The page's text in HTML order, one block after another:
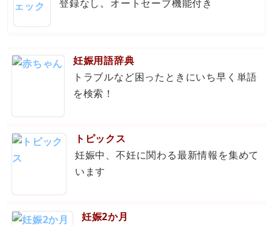
登録なし。オートセーブ機能付き
妊娠用語辞典
トラブルなど困ったときにいち早く単語
を検索！
トピックス
妊娠中、不妊に関わる最新情報を集めて
います
妊娠2か月